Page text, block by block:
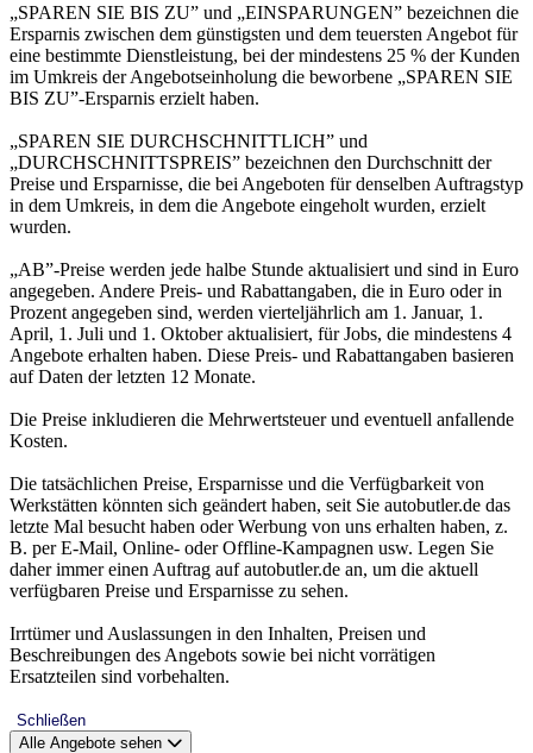
„SPAREN SIE BIS ZU” und „EINSPARUNGEN” bezeichnen die
Ersparnis zwischen dem günstigsten und dem teuersten Angebot für
eine bestimmte Dienstleistung, bei der mindestens 25 % der Kunden
im Umkreis der Angebotseinholung die beworbene „SPAREN SIE
BIS ZU”-Ersparnis erzielt haben.
„SPAREN SIE DURCHSCHNITTLICH” und
„DURCHSCHNITTSPREIS” bezeichnen den Durchschnitt der
Preise und Ersparnisse, die bei Angeboten für denselben Auftragstyp
in dem Umkreis, in dem die Angebote eingeholt wurden, erzielt
wurden.
„AB”-Preise werden jede halbe Stunde aktualisiert und sind in Euro
angegeben. Andere Preis- und Rabattangaben, die in Euro oder in
Prozent angegeben sind, werden vierteljährlich am 1. Januar, 1.
April, 1. Juli und 1. Oktober aktualisiert, für Jobs, die mindestens 4
Angebote erhalten haben. Diese Preis- und Rabattangaben basieren
auf Daten der letzten 12 Monate.
Die Preise inkludieren die Mehrwertsteuer und eventuell anfallende
Kosten.
Die tatsächlichen Preise, Ersparnisse und die Verfügbarkeit von
Werkstätten könnten sich geändert haben, seit Sie autobutler.de das
letzte Mal besucht haben oder Werbung von uns erhalten haben, z.
B. per E-Mail, Online- oder Offline-Kampagnen usw. Legen Sie
daher immer einen Auftrag auf autobutler.de an, um die aktuell
verfügbaren Preise und Ersparnisse zu sehen.
Irrtümer und Auslassungen in den Inhalten, Preisen und
Beschreibungen des Angebots sowie bei nicht vorrätigen
Ersatzteilen sind vorbehalten.
Schließen
Alle Angebote sehen